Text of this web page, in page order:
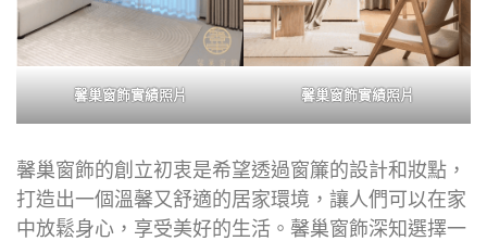
馨巢窗飾實績照片 馨巢窗飾實績照片
馨巢窗飾的創立初衷是希望透過窗簾的設計和妝點，
打造出一個溫馨又舒適的居家環境，讓人們可以在家
中放鬆身心，享受美好的生活。馨巢窗飾深知選擇一